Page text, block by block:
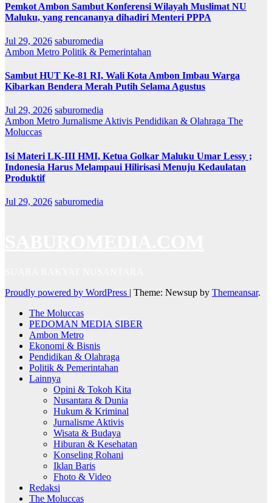
Pemkot Ambon Sambut Konferensi Wilayah Muslimat NU
Maluku, yang rencananya dihadiri Menteri PPPA
Jul 29, 2026 saburomedia
Ambon Metro Politik & Pemerintahan
Sambut HUT Ke-81 RI, Wali Kota Ambon Imbau Warga
Kibarkan Bendera Merah Putih Selama Agustus
Jul 29, 2026 saburomedia
Ambon Metro Jurnalisme Aktivis Pendidikan & Olahraga The
Moluccas
Isi Materi LK-III HMI, Ketua Golkar Maluku Umar Lessy ;
Indonesia Harus Melampaui Hilirisasi Menuju Kedaulatan
Produktif
Jul 29, 2026 saburomedia
Proudly powered by WordPress | Theme: Newsup by Themeansar.
The Moluccas
PEDOMAN MEDIA SIBER
Ambon Metro
Ekonomi & Bisnis
Pendidikan & Olahraga
Politik & Pemerintahan
Lainnya
Opini & Tokoh Kita
Nusantara & Dunia
Hukum & Kriminal
Jurnalisme Aktivis
Wisata & Budaya
Hiburan & Kesehatan
Konseling Rohani
Iklan Baris
Fhoto & Video
Redaksi
The Moluccas